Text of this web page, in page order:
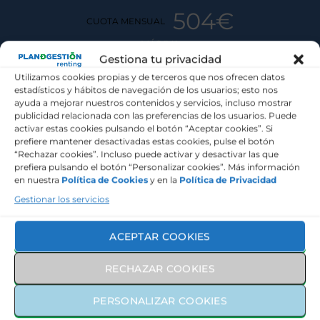
Gestiona tu privacidad
Utilizamos cookies propias y de terceros que nos ofrecen datos
estadísticos y hábitos de navegación de los usuarios; esto nos
ayuda a mejorar nuestros contenidos y servicios, incluso mostrar
publicidad relacionada con las preferencias de los usuarios. Puede
activar estas cookies pulsando el botón “Aceptar cookies”. Si
prefiere mantener desactivadas estas cookies, pulse el botón
“Rechazar cookies”. Incluso puede activar y desactivar las que
prefiera pulsando el botón “Personalizar cookies”. Más información
en nuestra Política de Cookies y en la Política de Privacidad
Gestionar los servicios
ACEPTAR COOKIES
RECHAZAR COOKIES
PERSONALIZAR COOKIES
CUOTA MENSUAL 504€
MÁS IVA
SERVICIOS INCLUIDOS
Seguro a todo riesgo
Mantenimiento y revisiones
Gestión de Sanciones